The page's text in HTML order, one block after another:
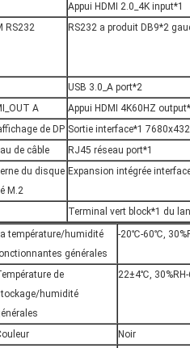
Appui HDMI 2.0_4K input*1
RS232 RS232 a produit DB9*2
USB 3.0_A port*2
A
Appui HDMI 4K60HZ
de DP Sortie interface*1
de câble
RJ45 réseau port*1
du disque
M.2
Expansion intégrée
Terminal vert block*1 du
température/humidité
générales
-20℃-60℃,
de
humidité
22±4℃, 30%RH-
Noir